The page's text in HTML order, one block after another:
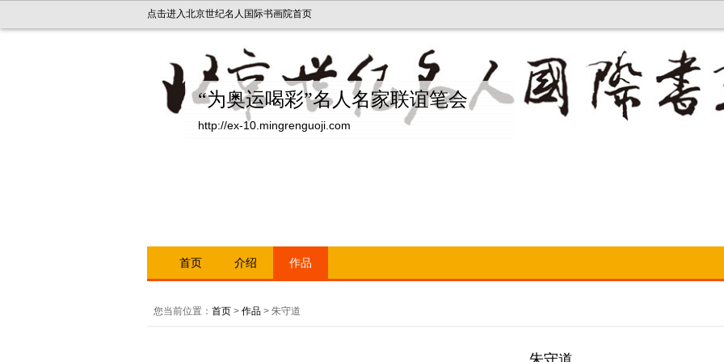
点击进入北京世纪名人国际书画院首页
“为奥运喝彩”名人名家联谊笔会
http://ex-10.mingrenguoji.com
首页 介绍 作品
您当前位置： 首页 > 作品 > 朱守道